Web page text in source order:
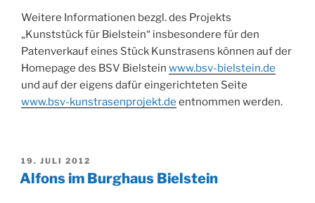
Weitere Informationen bezgl. des Projekts
„Kunststück für Bielstein“ insbesondere für den
Patenverkauf eines Stück Kunstrasens können auf der
Homepage des BSV Bielstein www.bsv-bielstein.de
und auf der eigens dafür eingerichteten Seite
www.bsv-kunstrasenprojekt.de entnommen werden.
VERÖFFENTLICHT
AM
19. JULI 2012
Alfons im Burghaus Bielstein